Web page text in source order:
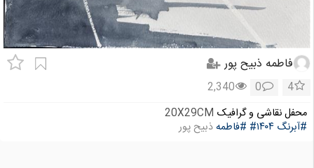
فاطمه ذبیح پور
4
0
2,340
محفل نقاشی و گرافیک 20X29CM
#آبرنگ #۱۴۰۴ #فاطمهذبیح پور